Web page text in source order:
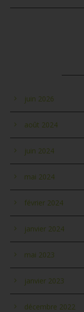
juin 2026
août 2024
juin 2024
mai 2024
février 2024
janvier 2024
mai 2023
janvier 2023
décembre 2022